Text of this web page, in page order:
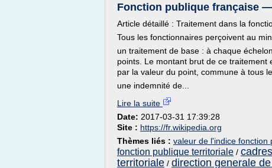
Fonction publique française
Article détaillé : Traitement dans la
Tous les fonctionnaires perçoivent au
un traitement de base : à chaque
points. Le montant brut de ce
par la valeur du point, commune à tous
une indemnité de...
Lire la suite
Date: 2017-03-31 17:39:28
Site : https://fr.wikipedia.org
Thèmes liés : valeur de l'indice fonction
fonction publique territoriale /
territoriale / direction generale